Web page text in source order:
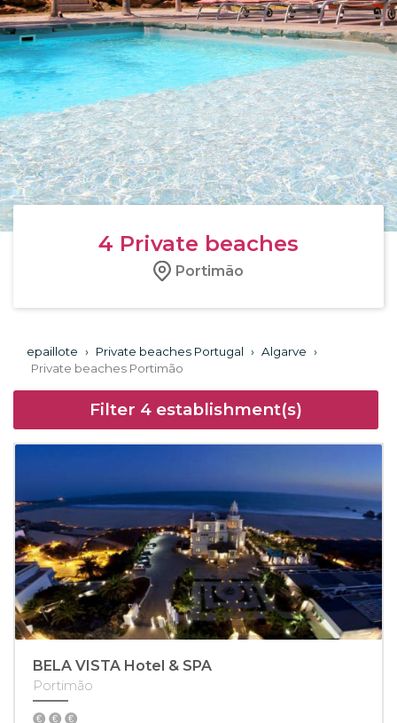
4 Private beaches
Portimão
epaillote › Private beaches Portugal › Algarve ›
Private beaches Portimão
Filter 4establishment(s)
BELA VISTA Hotel & SPA
Portimão